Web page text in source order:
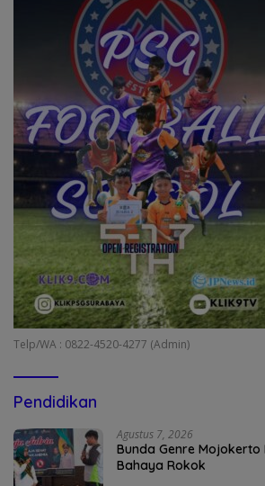
Telp/WA : 0822-4520-4277 (Admin)
Pendidikan
Agustus 7, 2026
Bunda Genre
Bahaya Rokok